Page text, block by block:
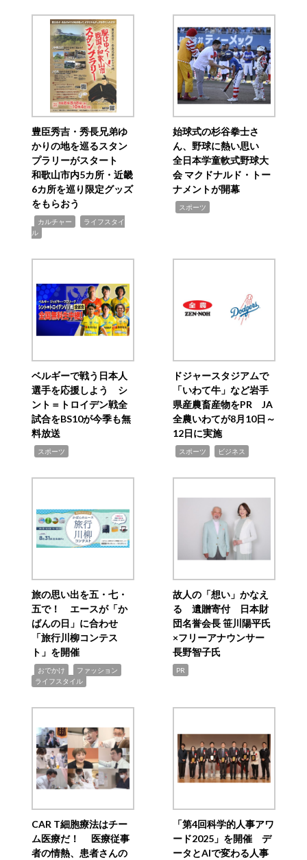
豊臣秀吉・秀長兄弟ゆ
かりの地を巡るスタン
プラリーがスタート
和歌山市内5カ所・近畿
6カ所を巡り限定グッズ
をもらおう
カルチャー
ライフスタイ
ル
始球式の杉谷拳士さ
ん、野球に熱い思い
全日本学童軟式野球大
会 マクドナルド・トー
ナメントが開幕
スポーツ
ベルギーで戦う日本人
選手を応援しよう シ
ント＝トロイデン戦全
試合をBS10が今季も無
料放送
スポーツ
ドジャースタジアムで
「いわて牛」など岩手
県産農畜産物をPR JA
全農いわてが8月10日～
12日に実施
スポーツ ビジネス
旅の思い出を五・七・
五で！ エースが「か
ばんの日」に合わせ
「旅行川柳コンテス
ト」を開催
おでかけ ファッション
ライフスタイル
故人の「想い」かなえ
る 遺贈寄付 日本財
団名誉会長 笹川陽平氏
×フリーアナウンサー
長野智子氏
PR
CAR T細胞療法はチー
ム医療だ！ 医療従事
者の情熱、患者さんの
「第4回科学的人事アワ
ード2025」を開催 デ
ータとAIで変わる人事